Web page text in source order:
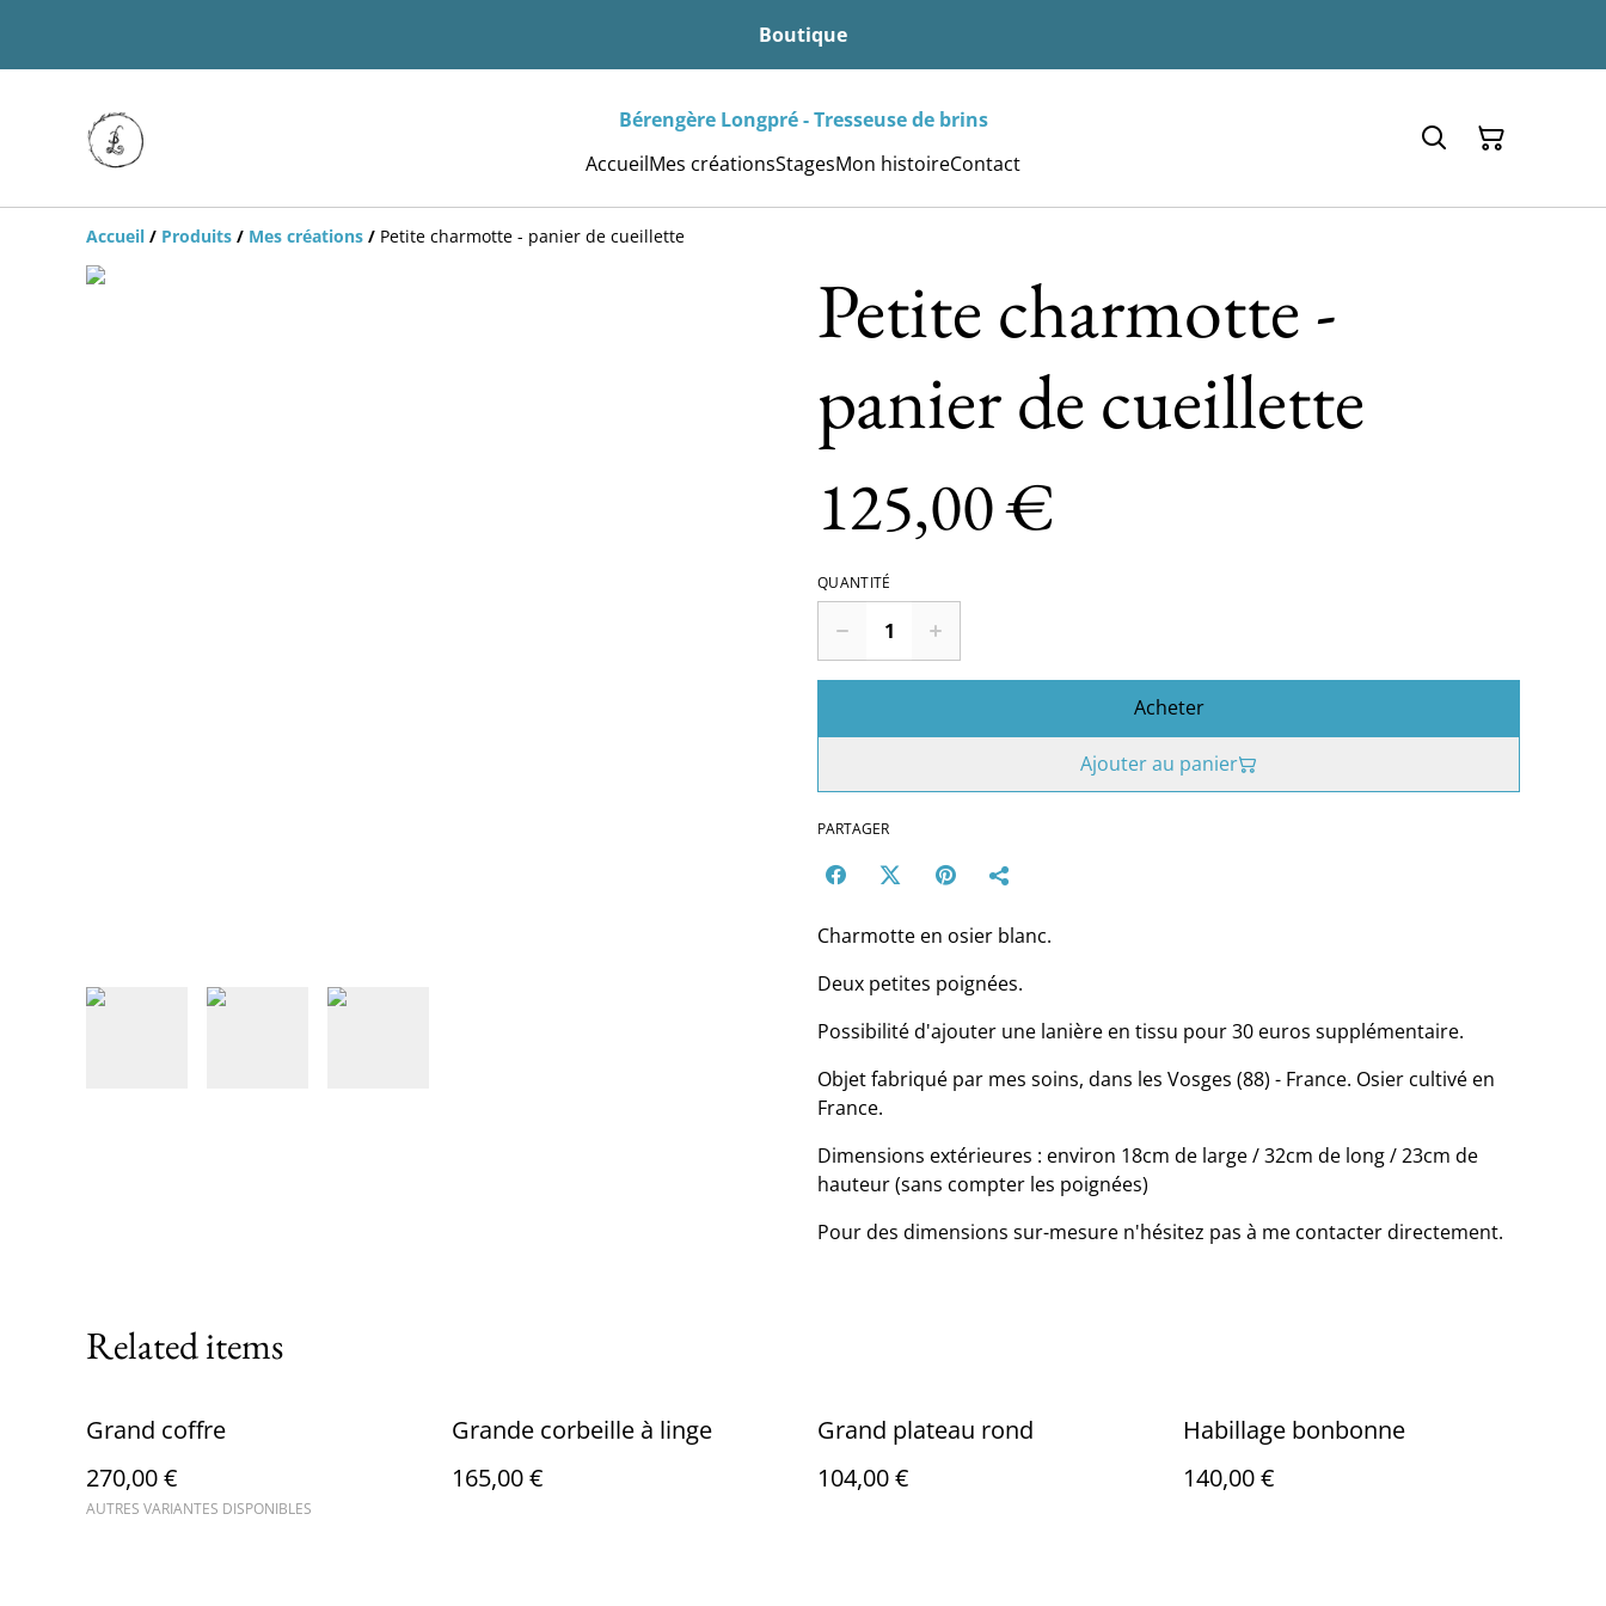
Boutique
Bérengère Longpré - Tresseuse de brins
AccueilMes créationsStagesMon histoireContact
Accueil / Produits / Mes créations / Petite charmotte - panier de cueillette
Petite charmotte -
panier de cueillette
125,00 €
QUANTITÉ
Acheter
Ajouter au panier
PARTAGER
Charmotte en osier blanc.
Deux petites poignées.
Possibilité d'ajouter une lanière en tissu pour 30 euros supplémentaire.
Objet fabriqué par mes soins, dans les Vosges (88) - France. Osier cultivé en
France.
Dimensions extérieures : environ 18cm de large / 32cm de long / 23cm de
hauteur (sans compter les poignées)
Pour des dimensions sur-mesure n'hésitez pas à me contacter directement.
Related items
Grand coffre
270,00 €
AUTRES VARIANTES DISPONIBLES
Grande corbeille à linge
165,00 €
Grand plateau rond
104,00 €
Habillage bonbonne
140,00 €